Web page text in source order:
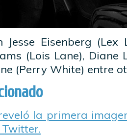
Jesse Eisenberg (Lex
(Lois Lane), Diane
(Perry White) entre
la primera